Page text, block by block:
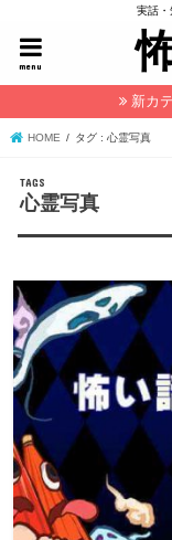
実話
menu
新カ
HOME タグ : 心霊写真
心霊写真